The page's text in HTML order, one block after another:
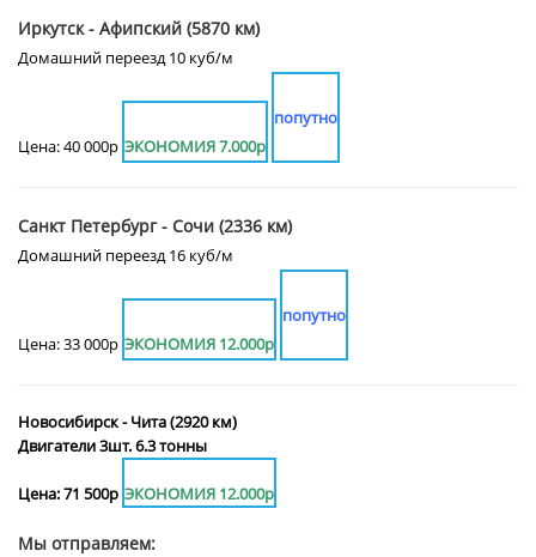
Иркутск - Афипский (5870 км)
Домашний переезд 10 куб/м
Цена: 40 000р ЭКОНОМИЯ 7.000р
попутно
Санкт Петербург - Сочи (2336 км)
Домашний переезд 16 куб/м
Цена: 33 000р ЭКОНОМИЯ 12.000р
попутно
Новосибирск - Чита (2920 км)
Двигатели 3шт. 6.3 тонны
Цена: 71 500р ЭКОНОМИЯ 12.000р
Мы отправляем: